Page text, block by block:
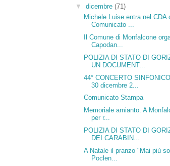
▼dicembre(71)
Michele Luise entra nel CDA
Comunicato ...
Il Comune di Monfalcone
Capodan...
POLIZIA DI STATO DI
UN DOCUMENT...
44° CONCERTO
30 dicembre 2...
Comunicato Stampa
Memoriale amianto. A
per r...
POLIZIA DI STATO DI
DEI CARABIN...
A Natale il pranzo "Mai più
Poclen...